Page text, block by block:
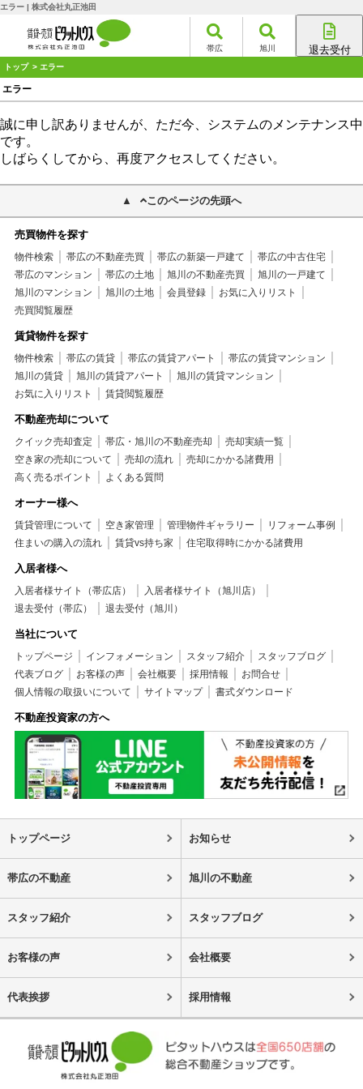
エラー | 株式会社丸正池田
帯広 旭川 退去受付
トップ > エラー
エラー
誠に申し訳ありませんが、ただ今、システムのメンテナンス中
です。
しばらくしてから、再度アクセスしてください。
このページの先頭へ
売買物件を探す
物件検索 帯広の不動産売買 帯広の新築一戸建て
帯広の中古住宅
帯広のマンション
帯広の土地 旭川の不動産売買
旭川の一戸建て
旭川のマンション
旭川の土地 会員登録
お気に入りリスト
売買閲覧履歴
賃貸物件を探す
物件検索 帯広の賃貸 帯広の賃貸アパート
帯広の賃貸マンション
旭川の賃貸
旭川の賃貸アパート
旭川の賃貸マンション
お気に入りリスト
賃貸閲覧履歴
不動産売却について
クイック売却査定 帯広・旭川の不動産売却
売却実績一覧
空き家の売却について
売却の流れ
売却にかかる諸費用
高く売るポイント
よくある質問
オーナー様へ
賃貸管理について 空き家管理 管理物件ギャラリー
リフォーム事例
住まいの購入の流れ
賃貸vs持ち家 住宅取得時にかかる諸費用
入居者様へ
入居者様サイト（帯広店）
入居者様サイト（旭川店）
退去受付（帯広）
退去受付（旭川）
当社について
トップページ インフォメーション スタッフ紹介
スタッフブログ
代表ブログ
お客様の声 会社概要 採用情報
お問合せ
個人情報の取扱いについて
サイトマップ 書式ダウンロード
不動産投資家の方へ
トップページ お知らせ
帯広の不動産 旭川の不動産
スタッフ紹介 スタッフブログ
お客様の声 会社概要
代表挨拶 採用情報